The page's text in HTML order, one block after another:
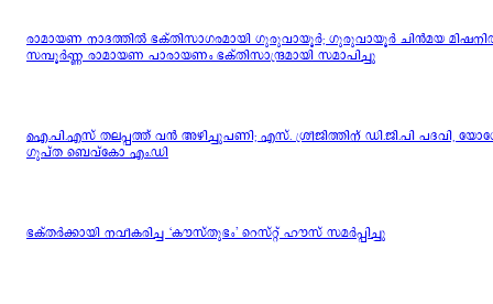
രാമായണ നാദത്തിൽ ഭക്തിസാഗരമായി ഗുരുവായൂർ; ഗുരുവായൂർ ചിൻമയ
സമ്പൂർണ്ണ രാമായണ പാരായണം ഭക്തിസാന്ദ്രമായി സമാപിച്ചു
ഐ.പി.എസ് തലപ്പത്ത് വൻ അഴിച്ചുപണി; എസ്. ശ്രീജിത്തിന് ഡി.ജി.പി പദവി,
ഗുപ്ത ബെവ്കോ എം.ഡി
ഭക്തർക്കായി നവീകരിച്ച ‘കൗസ്തുഭം’ റെസ്റ്റ് ഹൗസ് സമർപ്പിച്ചു